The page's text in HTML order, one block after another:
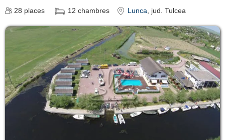
28 places 12 chambres Lunca, jud. Tulcea